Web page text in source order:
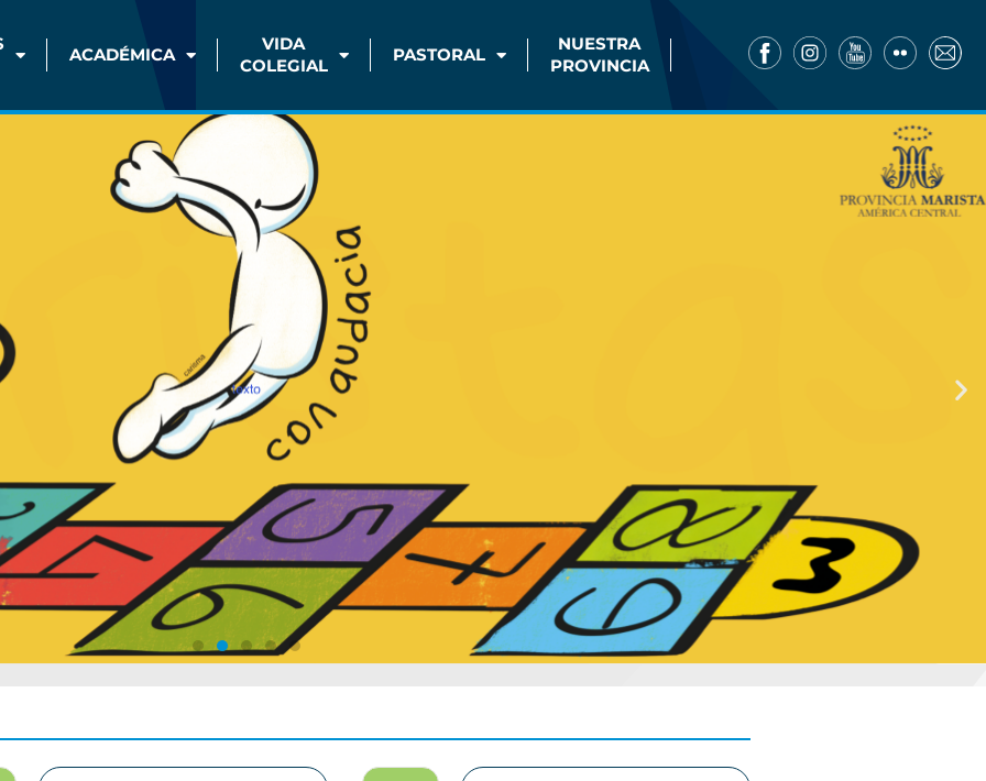
ACADÉMICA
VIDA
COLEGIAL
PASTORAL
NUESTRA
PROVINCIA